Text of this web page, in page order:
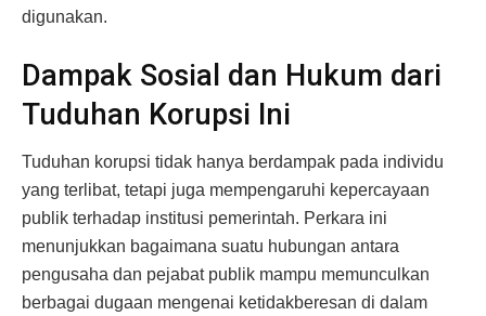
digunakan.
Dampak Sosial dan Hukum dari
Tuduhan Korupsi Ini
Tuduhan korupsi tidak hanya berdampak pada individu
yang terlibat, tetapi juga mempengaruhi kepercayaan
publik terhadap institusi pemerintah. Perkara ini
menunjukkan bagaimana suatu hubungan antara
pengusaha dan pejabat publik mampu memunculkan
berbagai dugaan mengenai ketidakberesan di dalam